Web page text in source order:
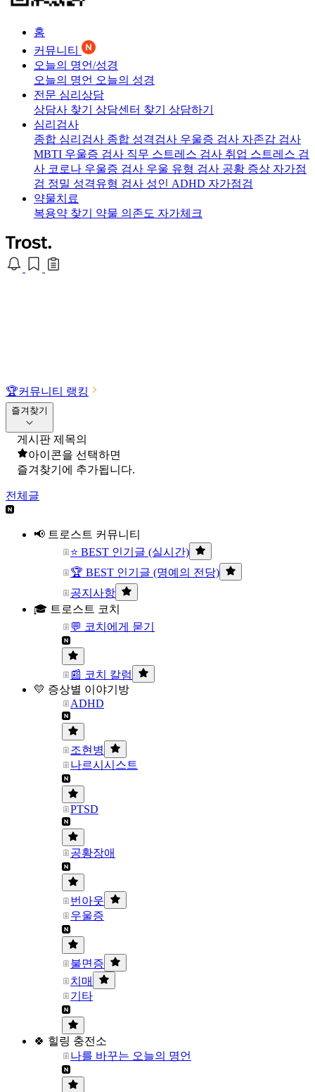
홈
커뮤니티
오늘의 명언/성경
오늘의 명언 오늘의 성경
전문 심리상담
상담사 찾기 상담센터 찾기 상담하기
심리검사
종합 심리검사 종합 성격검사 우울증 검사 자존감 검사
MBTI 우울증 검사 직무 스트레스 검사 취업 스트레스 검
사 코로나 우울증 검사 우울 유형 검사 공황 증상 자가점
검 정밀 성격유형 검사 성인 ADHD 자가점검
약물치료
복용약 찾기 약물 의존도 자가체크
🏆커뮤니티 랭킹
즐겨찾기
게시판 제목의
아이콘을 선택하면
즐겨찾기에 추가됩니다.
전체글
📢 트로스트 커뮤니티
⭐ BEST 인기글 (실시간)
🏆 BEST 인기글 (명예의 전당)
공지사항
🎓 트로스트 코치
💬 코치에게 묻기
📰 코치 칼럼
💛 증상별 이야기방
ADHD
조현병
나르시시스트
PTSD
공황장애
번아웃
우울증
불면증
치매
기타
🍀 힐링 충전소
나를 바꾸는 오늘의 명언